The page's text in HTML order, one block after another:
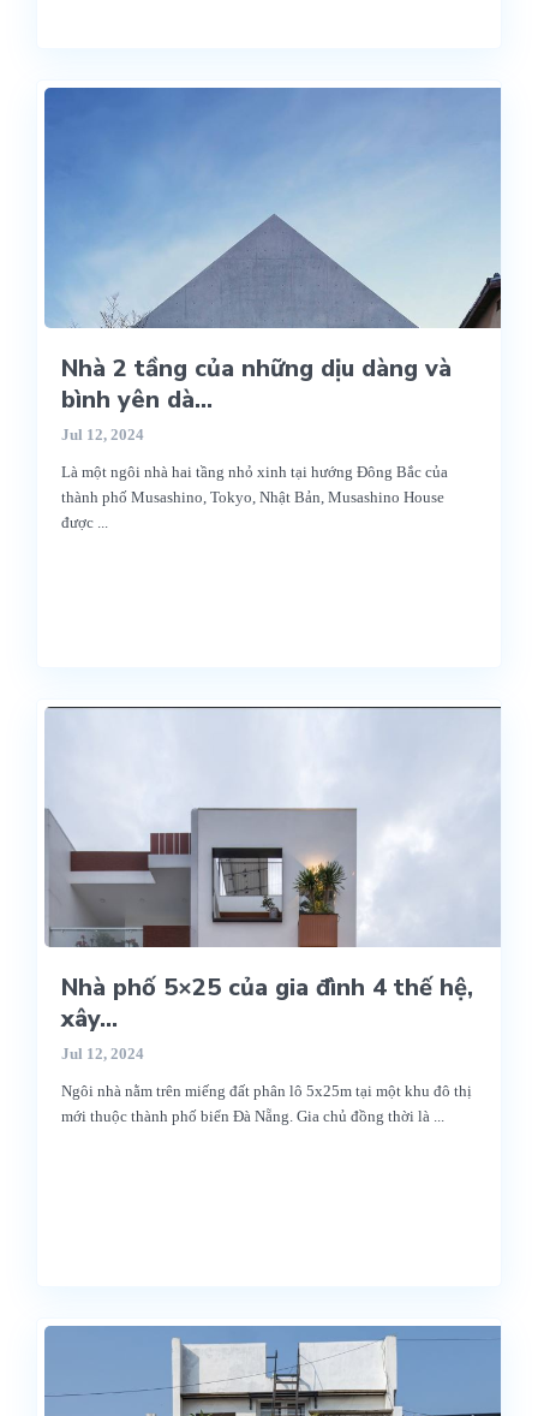
Nhà 2 tầng của những dịu dàng và
bình yên dà...
Jul 12, 2024
Là một ngôi nhà hai tầng nhỏ xinh tại hướng Đông Bắc của
thành phố Musashino, Tokyo, Nhật Bản, Musashino House
được ...
Nhà phố 5×25 của gia đình 4 thế hệ,
xây...
Jul 12, 2024
Ngôi nhà nằm trên miếng đất phân lô 5x25m tại một khu đô thị
mới thuộc thành phố biển Đà Nẵng. Gia chủ đồng thời là ...